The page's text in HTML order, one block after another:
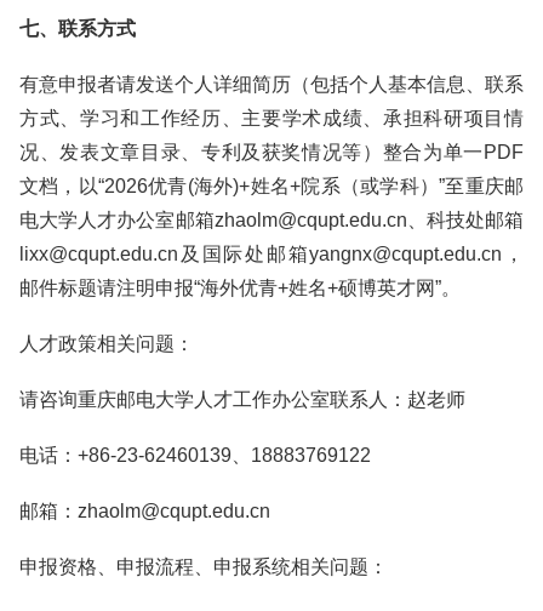
七、联系方式
有意申报者请发送个人详细简历（包括个人基本信息、联系
方式、学习和工作经历、主要学术成绩、承担科研项目情
况、发表文章目录、专利及获奖情况等）整合为单一PDF
文档，以“2026优青(海外)+姓名+院系（或学科）”至重庆邮
电大学人才办公室邮箱zhaolm@cqupt.edu.cn、科技处邮箱
lixx@cqupt.edu.cn及国际处邮箱yangnx@cqupt.edu.cn，
邮件标题请注明申报“海外优青+姓名+硕博英才网”。
人才政策相关问题：
请咨询重庆邮电大学人才工作办公室联系人：赵老师
电话：+86-23-62460139、18883769122
邮箱：zhaolm@cqupt.edu.cn
申报资格、申报流程、申报系统相关问题：